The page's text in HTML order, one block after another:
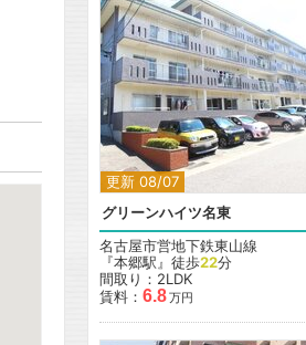
更新 08/07
グリーンハイツ名東
名古屋市営地下鉄東山線
『本郷駅』徒歩22分
間取り：2LDK
賃料： 6.8万円